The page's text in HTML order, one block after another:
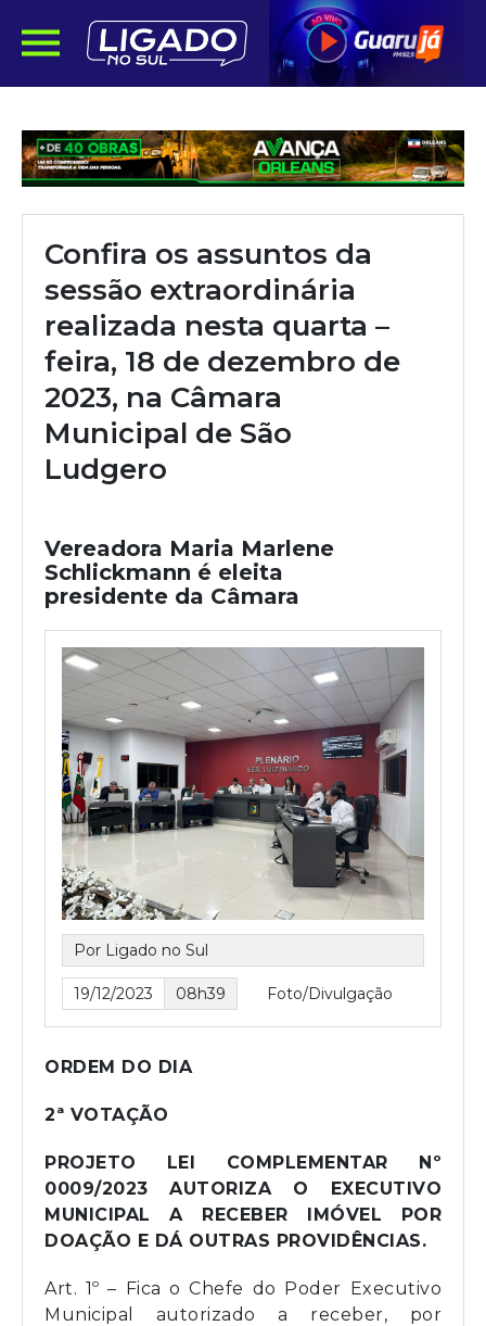
Confira os assuntos da
sessão extraordinária
realizada nesta quarta –
feira, 18 de dezembro de
2023, na Câmara
Municipal de São
Ludgero
Vereadora Maria Marlene
Schlickmann é eleita
presidente da Câmara
Por Ligado no Sul
19/12/2023 08h39 Foto/Divulgação
ORDEM DO DIA
2ª VOTAÇÃO
PROJETO LEI COMPLEMENTAR Nº
0009/2023 AUTORIZA O EXECUTIVO
MUNICIPAL A RECEBER IMÓVEL POR
DOAÇÃO E DÁ OUTRAS PROVIDÊNCIAS.
Art. 1º – Fica o Chefe do Poder Executivo
Municipal autorizado a receber, por